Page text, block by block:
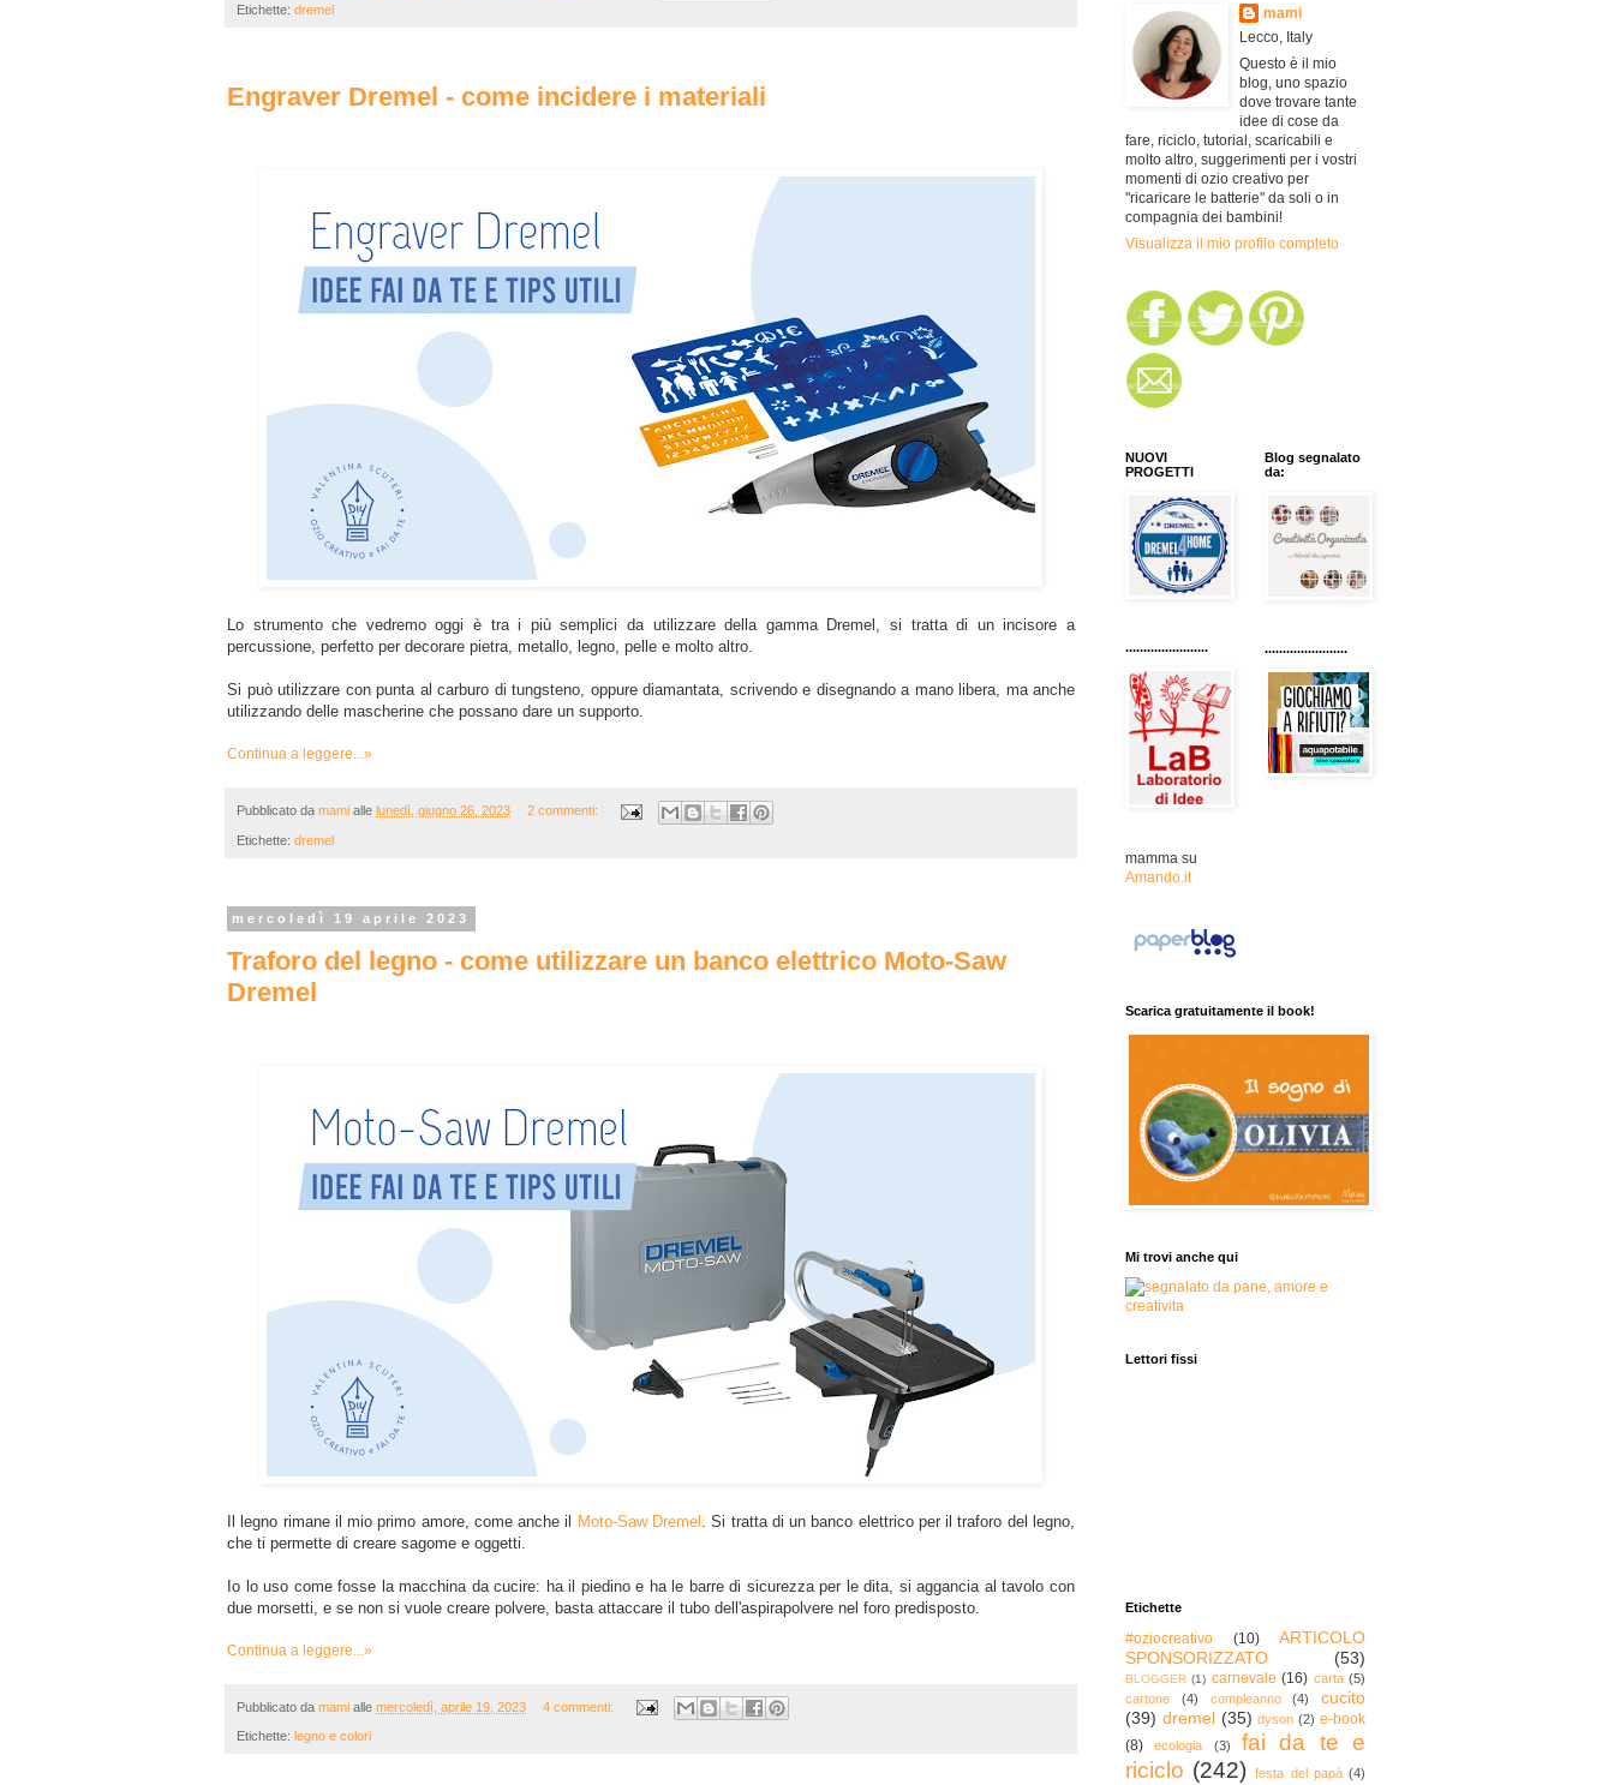
Etichette: dremel
Engraver Dremel - come incidere i materiali
Lo strumento che vedremo oggi è tra i più semplici da utilizzare della gamma Dremel, si tratta di un incisore a
percussione, perfetto per decorare pietra, metallo, legno, pelle e molto altro.
Si può utilizzare con punta al carburo di tungsteno, oppure diamantata, scrivendo e disegnando a mano libera, ma anche
utilizzando delle mascherine che possano dare un supporto.
Continua a leggere...»
Pubblicato da mami alle lunedì, giugno 26, 2023 2 commenti:
Etichette: dremel
mercoledì 19 aprile 2023
Traforo del legno - come utilizzare un banco elettrico Moto-Saw
Dremel
Il legno rimane il mio primo amore, come anche il Moto-Saw Dremel . Si tratta di un banco elettrico per il traforo del legno,
che ti permette di creare sagome e oggetti.
Io lo uso come fosse la macchina da cucire: ha il piedino e ha le barre di sicurezza per le dita, si aggancia al tavolo con
due morsetti, e se non si vuole creare polvere, basta attaccare il tubo dell'aspirapolvere nel foro predisposto.
Continua a leggere...»
Pubblicato da mami alle mercoledì, aprile 19, 2023 4 commenti:
Etichette: legno e colori
mami
Lecco, Italy
Questo è il mio
blog, uno spazio
dove trovare tante
idee di cose da
fare, riciclo, tutorial, scaricabili e
molto altro, suggerimenti per i vostri
momenti di ozio creativo per
"ricaricare le batterie" da soli o in
compagnia dei bambini!
Visualizza il mio profilo completo
NUOVI
PROGETTI
.......................
mamma su
Amando.it
Blog segnalato
da:
.......................
Scarica gratuitamente il book!
Mi trovi anche qui
Lettori fissi
Etichette
#oziocreativo (10)
ARTICOLO
SPONSORIZZATO
(53)
BLOGGER (1) carnevale (16) carta (5)
cartone
(4) compleanno (4)
cucito
(39) dremel (35) dyson (2) e-book
(8)
ecologia (3)
fai da te e
riciclo (242) festa del papà (4)